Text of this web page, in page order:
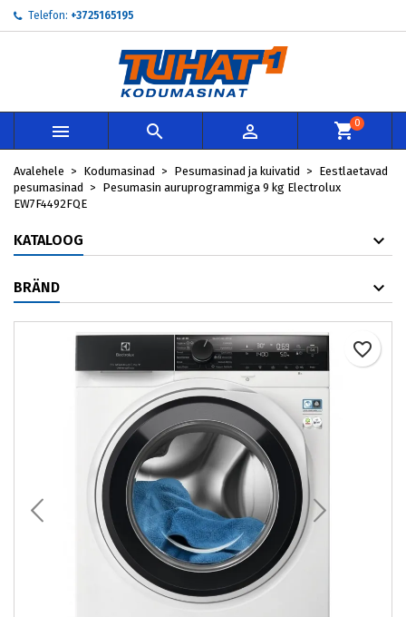
Telefon: +3725165195
   0
Avalehele Kodumasinad Pesumasinad ja kuivatid
Eestlaetavad
pesumasinad
Pesumasin auruprogrammiga 9 kg Electrolux
EW7F4492FQE
KATALOOG
BRÄND
favorite_border
My wishlists ×
Create new list
Loo soovinimekiri ×
Soovinimekirja nimi
Loobu Loo soovinimekiri
Sisene ×
Te peate olema sisselogitud, et tooteid soovinimekirja